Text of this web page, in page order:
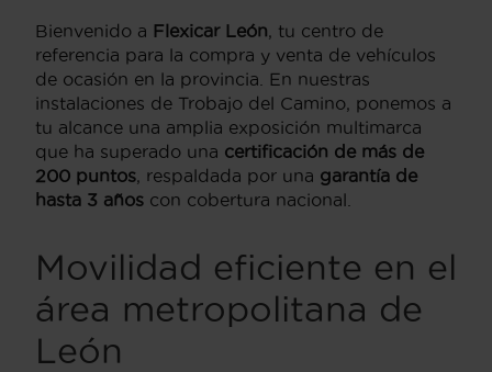
Bienvenido a Flexicar León , tu centro de
referencia para la compra y venta de vehículos
de ocasión en la provincia. En nuestras
instalaciones de Trobajo del Camino, ponemos a
tu alcance una amplia exposición multimarca
que ha superado una certificación de más de
200 puntos , respaldada por una garantía de
hasta 3 años con cobertura nacional.
Movilidad eficiente en el
área metropolitana de
León